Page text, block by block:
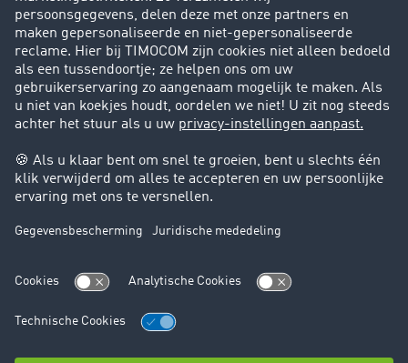
Klanten werven klanten
Support
Contact
Juridische informatie
Juridische info
Algemene voorwaarden